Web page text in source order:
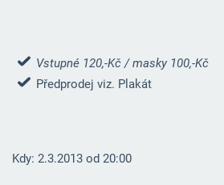
Vstupné 120,-Kč / masky 100,-Kč
Předprodej viz. Plakát
Kdy: 2.3.2013 od 20:00